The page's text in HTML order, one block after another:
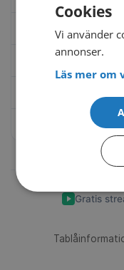
01:10-01:30
Gratis
Cookies
Vi använder
annonser.
Läs mer om